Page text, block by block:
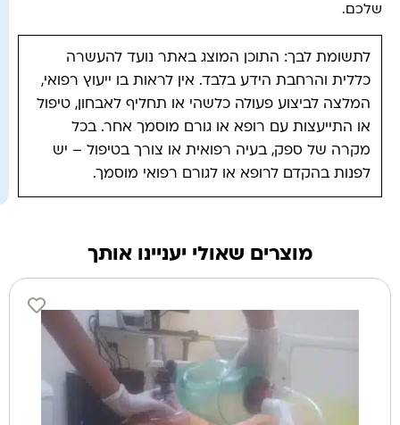
שלכם.
לתשומת לבך: התוכן המוצג באתר נועד להעשרה
כללית והרחבת הידע בלבד. אין לראות בו ייעוץ רפואי,
המלצה לביצוע פעולה כלשהי או תחליף לאבחון, טיפול
או התייעצות עם רופא או גורם מוסמך אחר. בכל
מקרה של ספק, בעיה רפואית או צורך בטיפול – יש
לפנות בהקדם לרופא או לגורם רפואי מוסמך.
מוצרים שאולי יעניינו אותך